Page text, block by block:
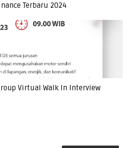
Terbaru 2024
Virtual Walk In Interview